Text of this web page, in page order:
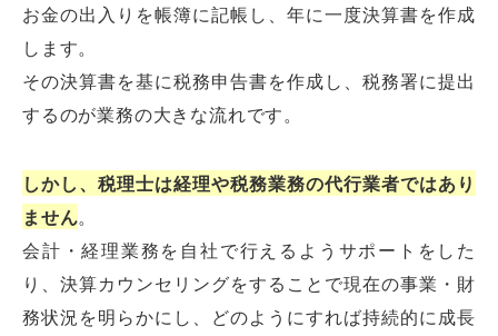
お金の出入りを帳簿に記帳し、年に一度決算書を作成
します。
その決算書を基に税務申告書を作成し、税務署に提出
するのが業務の大きな流れです。
しかし、税理士は経理や税務業務の代行業者ではあり
ません。
会計・経理業務を自社で行えるようサポートをした
り、決算カウンセリングをすることで現在の事業・財
務状況を明らかにし、どのようにすれば持続的に成長